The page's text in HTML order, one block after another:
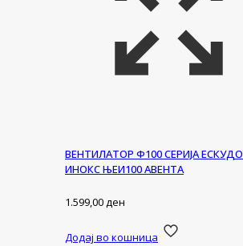
ВЕНТИЛАТОР Ф100 СЕРИЈА ЕСКУДО
ИНОКС ЊЕИ100 АВЕНТА
1.599,00ден
Додај во кошница